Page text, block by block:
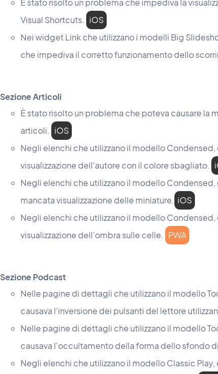
È stato risolto un problema che impediva la
Visual Shortcuts. iOS
Nei widget Link che utilizzano i modelli Big
che impediva il corretto funzionamento dello
Sezione Articoli
È stato risolto un problema che poteva causare la
articoli. iOS
Negli elenchi che utilizzano il modello
visualizzazione dell'autore con il colore sbagliato.
Negli elenchi che utilizzano il modello
mancata visualizzazione delle miniature. iOS
Negli elenchi che utilizzano il modello
visualizzazione dell'ombra sulle celle. PWA
Sezione Podcast
Nelle pagine di dettagli che utilizzano il modello
causava l'inversione dei pulsanti del lettore
Nelle pagine di dettagli che utilizzano il modello
causava l'occultamento della forma dello sfondo
Negli elenchi che utilizzano il modello Classic